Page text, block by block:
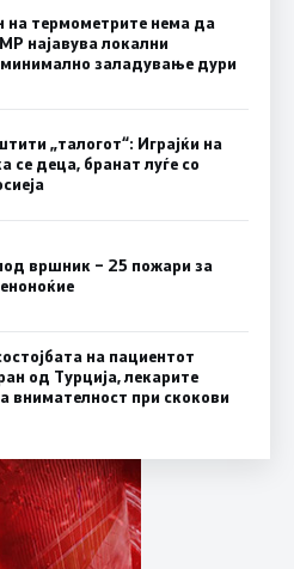
на термометрите нема да
најавува локални
заладување дури
„талогот“: Играјќи на
се деца, бранат луѓе со
вршник – 25 пожари за
на пациентот
од Турција, лекарите
внимателност при скокови